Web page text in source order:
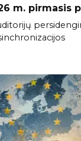
m. pirmasis